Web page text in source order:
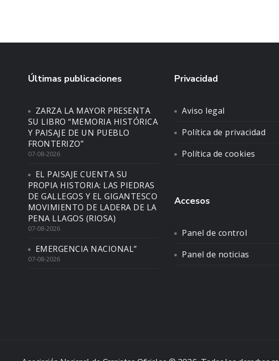
Últimas publicaciones
ZARZA LA MAYOR PRESENTA
SU LIBRO “MEMORIA HISTÓRICA
Y PAISAJE DE UN PUEBLO
FRONTERIZO”
07-08-2026
EL PAISAJE CUENTA SU
PROPIA HISTORIA: LAS PIEDRAS
DE GALLEGOS Y EL GIGANTESCO
MOVIMIENTO DE LADERA DE LA
PENA LLAGOS (RIOSA)
07-08-2026
EMERGENCIA NACIONAL”
07-08-2026
Privacidad
Aviso legal
Política de privacidad
Política de cookies
Accesos
Panel de control
Panel de noticias